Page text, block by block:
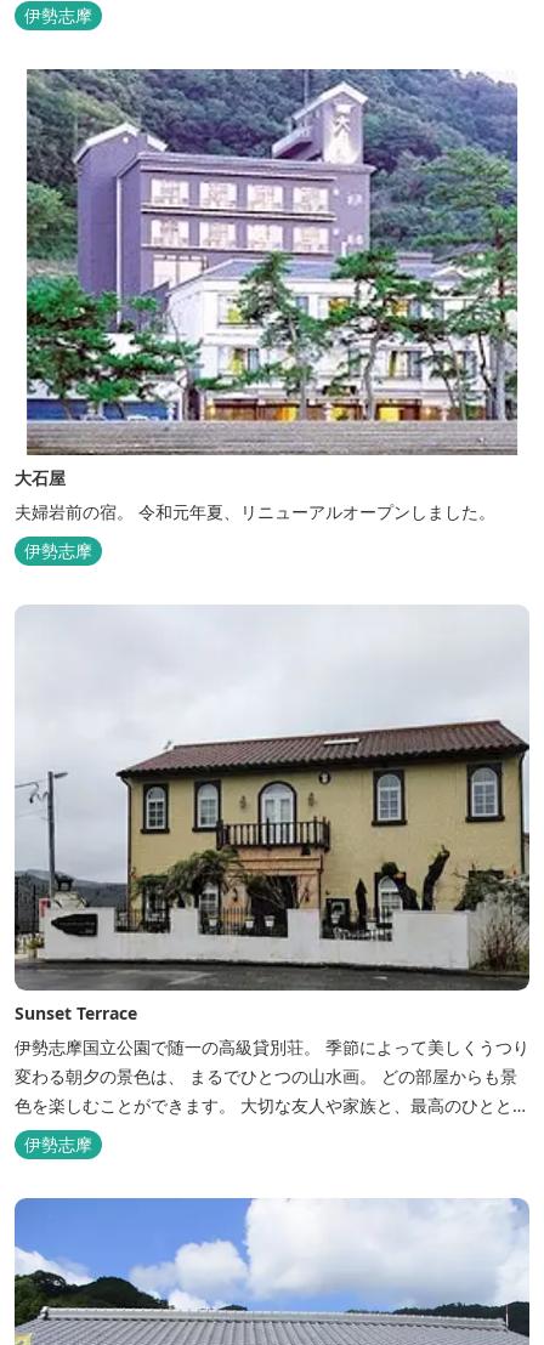
伊勢志摩
大石屋
夫婦岩前の宿。 令和元年夏、リニューアルオープンしました。
伊勢志摩
Sunset Terrace
伊勢志摩国立公園で随一の高級貸別荘。 季節によって美しくうつり
変わる朝夕の景色は、 まるでひとつの山水画。 どの部屋からも景
色を楽しむことができます。 大切な友人や家族と、最高のひととき
を。 1日1組限定とさせていただいております。 完全にプライベー
トでご利用いただけます。
伊勢志摩